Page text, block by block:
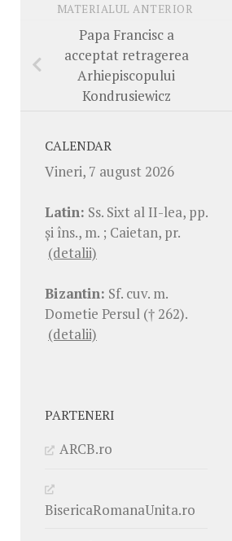
MATERIALUL ANTERIOR
Papa Francisc a
acceptat retragerea
Arhiepiscopului
Kondrusiewicz
CALENDAR
Vineri, 7 august 2026
Latin: Ss. Sixt al II-lea, pp.
şi îns., m. ; Caietan, pr.
(detalii)
Bizantin: Sf. cuv. m.
Dometie Persul († 262).
(detalii)
PARTENERI
ARCB.ro
BisericaRomanaUnita.ro